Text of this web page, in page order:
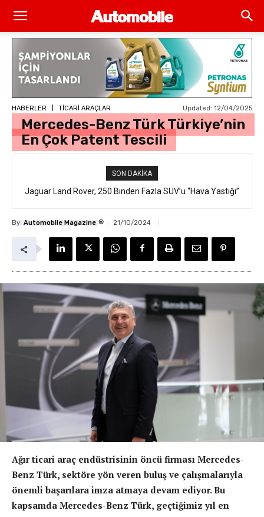
HABERLER TİCARİ ARAÇLAR Updated: 12/04/2025
Mercedes-Benz Türk Türkiye’nin
En Çok Patent Tescili
SON DAKIKA
Jaguar Land Rover, 250 Binden Fazla SUV’u “Hava Yastığı”
By Automobile Magazine ® 21/10/2024
Ağır ticari araç endüstrisinin öncü firması Mercedes-
Benz Türk, sektöre yön veren buluş ve çalışmalarıyla
önemli başarılara imza atmaya devam ediyor. Bu
kapsamda Mercedes-Benz Türk, geçtiğimiz yıl en